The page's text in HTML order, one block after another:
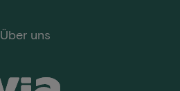
Über uns